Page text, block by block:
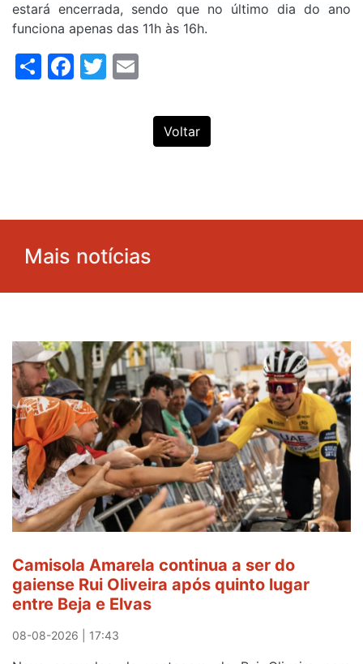
estará encerrada, sendo que no último dia do ano
funciona apenas das 11h às 16h.
ShareFacebook
Twitter
Voltar
Mais notícias
Camisola Amarela continua a ser do
gaiense Rui Oliveira após quinto lugar
entre Beja e Elvas
08-08-2026 | 17:43